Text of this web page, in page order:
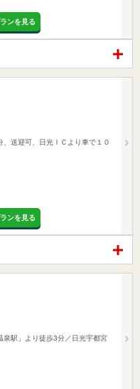
ンを見る
、送迎可、日光ＩＣより車で１０
ンを見る
泉駅」より徒歩3分／日光宇都宮